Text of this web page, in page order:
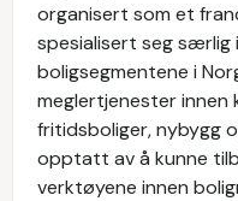
organisert som et
spesialisert seg særlig
boligsegmentene i
meglertjenester innen
fritidsboliger, nybygg
opptatt av å kunne
verktøyene innen